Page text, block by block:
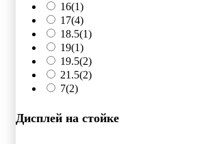
16(1)
17(4)
18.5(1)
19(1)
19.5(2)
21.5(2)
7(2)
Дисплей на стойке